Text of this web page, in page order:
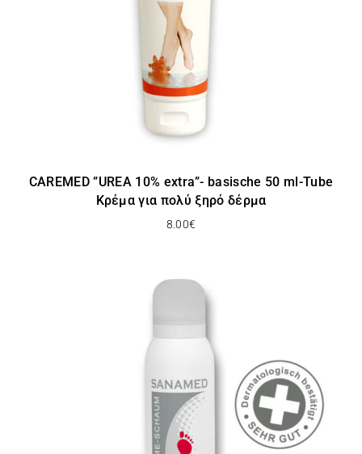
CAREMED ”UREA 10% extra”- basische 50 ml-Tube
Κρέμα για πολύ ξηρό δέρμα
8.00€